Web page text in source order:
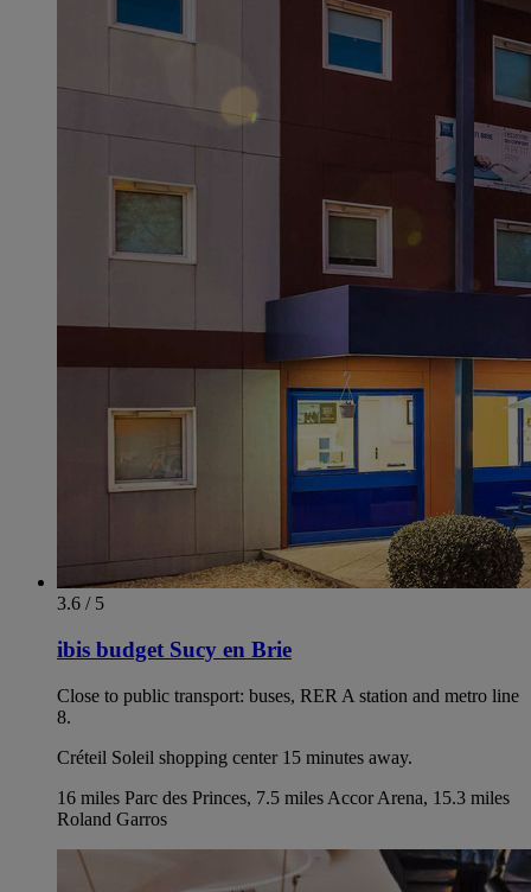
3.6 / 5
ibis budget Sucy en Brie
Close to public transport: buses, RER A station and metro line
8.
Créteil Soleil shopping center 15 minutes away.
16 miles Parc des Princes, 7.5 miles Accor Arena, 15.3 miles
Roland Garros